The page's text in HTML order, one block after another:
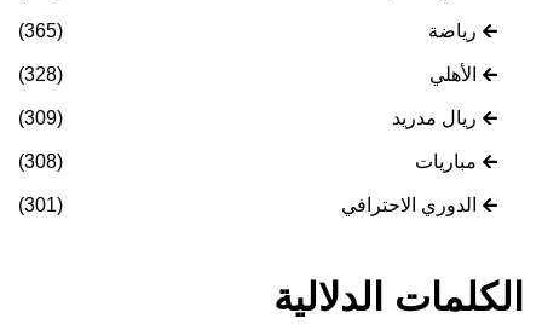
رياضة (365)
الأهلي (328)
ريال مدريد (309)
مباريات (308)
الدوري الاحترافي (301)
الكلمات الدلالية